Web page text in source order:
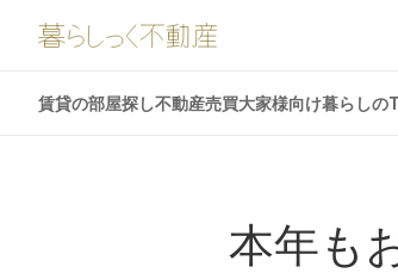
賃貸の部屋探し不動産売買大家様向け暮らしの
本年も